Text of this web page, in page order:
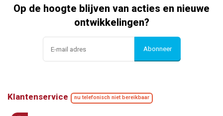
Op de hoogte blijven van acties en nieuwe
ontwikkelingen?
Abonneer
Klantenservice nu telefonisch niet bereikbaar